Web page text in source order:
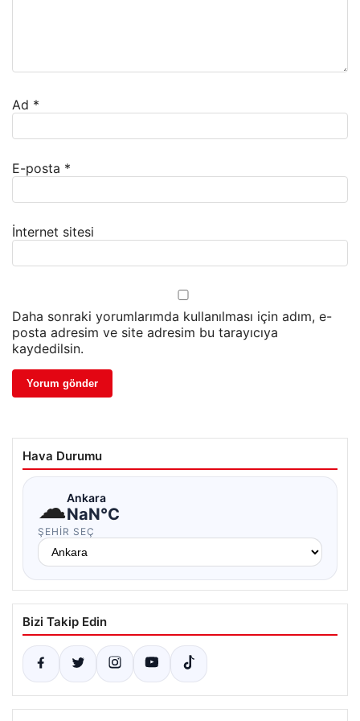
Ad *
E-posta *
İnternet sitesi
Daha sonraki yorumlarımda kullanılması için adım, e-
posta adresim ve site adresim bu tarayıcıya
kaydedilsin.
Hava Durumu
☁Ankara
NaN°C
ŞEHIR SEÇ
Bizi Takip Edin